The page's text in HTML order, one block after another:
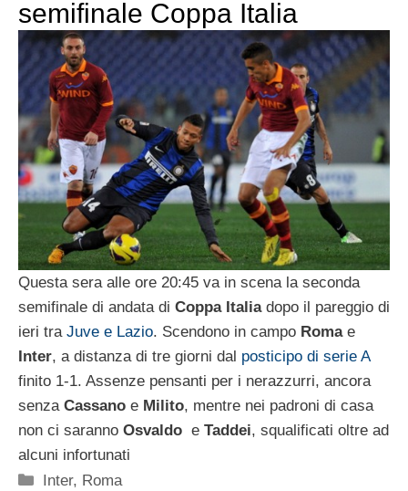
semifinale Coppa Italia
Questa sera alle ore 20:45 va in scena la seconda
semifinale di andata di Coppa Italiadopo il pareggio di
ieri tra Juve e Lazio. Scendono in campo Romae
Inter, a distanza di tre giorni dal posticipo di serie A
finito 1-1. Assenze pensanti per i nerazzurri, ancora
senza Cassano e Milito, mentre nei padroni di casa
non ci saranno Osvaldo e Taddei, squalificati oltre ad
alcuni infortunati
Categorie
Inter, Roma